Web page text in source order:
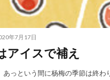
年7月17日
アイスで補え
あっという間に杨梅の季節は終